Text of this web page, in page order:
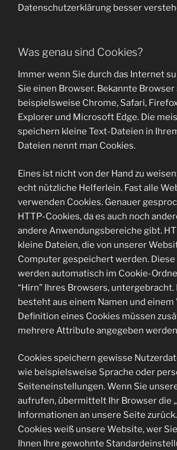
Datenschutzerklärung besser
Was genau sind Cookies?
Immer wenn Sie durch das Internet
Sie einen Browser. Bekannte Browser
beispielsweise Chrome, Safari,
Explorer und Microsoft Edge. Die
speichern kleine Text-Dateien in
Dateien nennt man Cookies.
Eines ist nicht von der Hand zu
echt nützliche Helferlein. Fast alle
verwenden Cookies. Genauer
HTTP-Cookies, da es auch noch
andere Anwendungsbereiche gibt.
kleine Dateien, die von unserer
Computer gespeichert werden.
werden automatisch im Cookie-
“Hirn” Ihres Browsers, untergebracht.
besteht aus einem Namen und einem
Definition eines Cookies müssen
mehrere Attribute angegeben
Cookies speichern gewisse
wie beispielsweise Sprache oder
Seiteneinstellungen. Wenn Sie
aufrufen, übermittelt Ihr Browser die
Informationen an unsere Seite
Cookies weiß unsere Website, wer
Ihnen Ihre gewohnte